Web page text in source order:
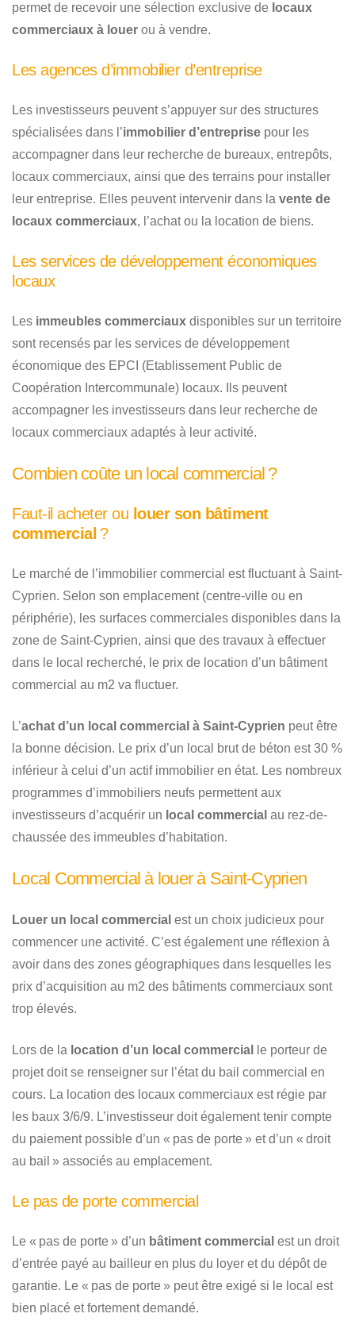
permet de recevoir une sélection exclusive de locaux
commerciaux à louer ou à vendre.
Les agences d’immobilier d’entreprise
Les investisseurs peuvent s’appuyer sur des structures
spécialisées dans l’immobilier d’entreprise pour les
accompagner dans leur recherche de bureaux, entrepôts,
locaux commerciaux, ainsi que des terrains pour installer
leur entreprise. Elles peuvent intervenir dans la vente de
locaux commerciaux, l’achat ou la location de biens.
Les services de développement économiques
locaux
Les immeubles commerciaux disponibles sur un territoire
sont recensés par les services de développement
économique des EPCI (Etablissement Public de
Coopération Intercommunale) locaux. Ils peuvent
accompagner les investisseurs dans leur recherche de
locaux commerciaux adaptés à leur activité.
Combien coûte un local commercial ?
Faut-il acheter ou louer son bâtiment
commercial ?
Le marché de l’immobilier commercial est fluctuant à Saint-
Cyprien. Selon son emplacement (centre-ville ou en
périphérie), les surfaces commerciales disponibles dans la
zone de Saint-Cyprien, ainsi que des travaux à effectuer
dans le local recherché, le prix de location d’un bâtiment
commercial au m2 va fluctuer.
L’achat d’un local commercial à Saint-Cyprien peut être
la bonne décision. Le prix d’un local brut de béton est 30 %
inférieur à celui d’un actif immobilier en état. Les nombreux
programmes d’immobiliers neufs permettent aux
investisseurs d’acquérir un local commercial au rez-de-
chaussée des immeubles d’habitation.
Local Commercial à louer à Saint-Cyprien
Louer un local commercial est un choix judicieux pour
commencer une activité. C’est également une réflexion à
avoir dans des zones géographiques dans lesquelles les
prix d’acquisition au m2 des bâtiments commerciaux sont
trop élevés.
Lors de la location d’un local commercial
le porteur de
projet doit se renseigner sur l’état du bail commercial en
cours. La location des locaux commerciaux est régie par
les baux 3/6/9. L’investisseur doit également tenir compte
du paiement possible d’un « pas de porte » et d’un « droit
au bail » associés au emplacement.
Le pas de porte commercial
Le « pas de porte » d’un bâtiment commercial est un droit
d’entrée payé au bailleur en plus du loyer et du dépôt de
garantie. Le « pas de porte » peut être exigé si le local est
bien placé et fortement demandé.